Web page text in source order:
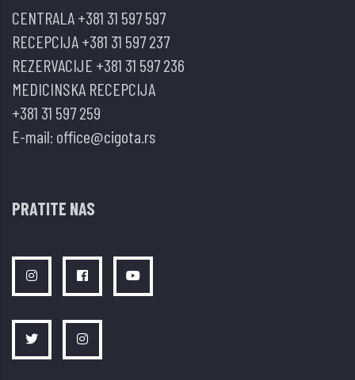
CENTRALA+381 31 597 597
RECEPCIJA+381 31 597 237
REZERVACIJE +381 31 597 236
MEDICINSKA RECEPCIJA
+381 31 597 259
E-mail: office@cigota.rs
PRATITE NAS